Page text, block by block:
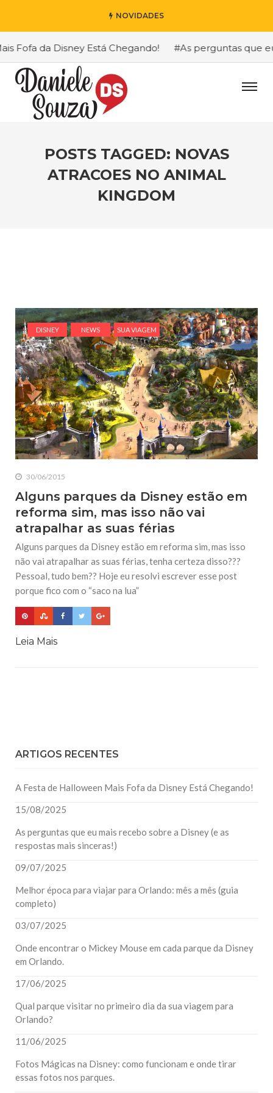
NOVIDADES
da Disney Está Chegando! #As perguntas que eu
POSTS TAGGED: NOVAS
ATRACOES NO ANIMAL
KINGDOM
DISNEY NEWS SUA VIAGEM
30/06/2015
Alguns parques da Disney estão em
reforma sim, mas isso não vai
atrapalhar as suas férias
Alguns parques da Disney estão em reforma sim, mas isso
não vai atrapalhar as suas férias, tenha certeza disso???
Pessoal, tudo bem?? Hoje eu resolvi escrever esse post
porque fico com o “saco na lua”
Leia Mais
ARTIGOS RECENTES
A Festa de Halloween Mais Fofa da Disney Está Chegando!
15/08/2025
As perguntas que eu mais recebo sobre a Disney (e as
respostas mais sinceras!)
09/07/2025
Melhor época para viajar para Orlando: mês a mês (guia
completo)
03/07/2025
Onde encontrar o Mickey Mouse em cada parque da Disney
em Orlando.
17/06/2025
Qual parque visitar no primeiro dia da sua viagem para
Orlando?
11/06/2025
Fotos Mágicas na Disney: como funcionam e onde tirar
essas fotos nos parques.